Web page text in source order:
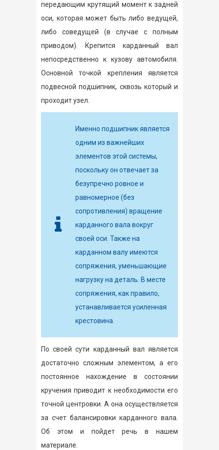
передающим крутящий момент к задней
оси, которая может быть либо ведущей,
либо соведущей (в случае с полным
приводом). Крепится карданный вал
непосредственно к кузову автомобиля.
Основной точкой крепления является
подвесной подшипник, сквозь который и
проходит узел.
Именно подшипник является
одним из важнейших
элементов этой системы,
поскольку он отвечает за
безупречно ровное и
равномерное (без
сопротивления) вращение
карданного вала вокруг
своей оси. Также на
карданном валу имеются
сопряжения, уменьшающие
нагрузку на деталь. В месте
сопряжения, как правило,
устанавливается усиленная
крестовина.
По своей сути карданный вал является
достаточно сложным элементом, а его
постоянное нахождение в состоянии
кручения приводит к необходимости его
точной центровки. А она осуществляется
за счет балансировки карданного вала.
Об этом и пойдет речь в нашем
материале.